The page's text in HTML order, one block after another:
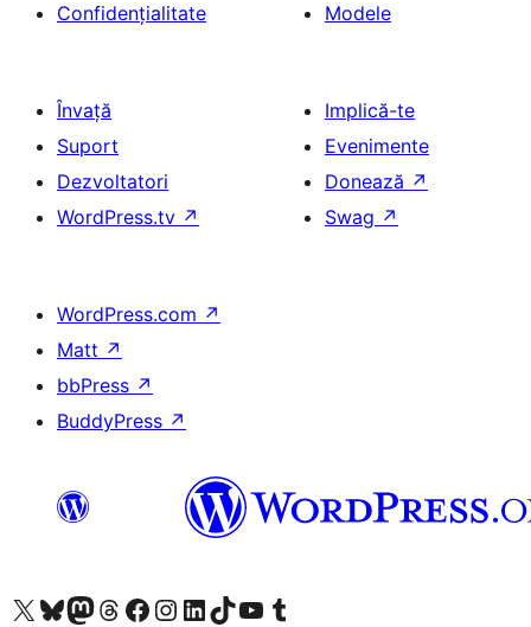
Confidențialitate
Modele
Învață
Suport
Dezvoltatori
WordPress.tv ↗
Implică-te
Evenimente
Donează ↗
Swag ↗
WordPress.com ↗
Matt ↗
bbPress ↗
BuddyPress ↗
Mergi la contul nostru X (fost Twitter)
Vizitează contul nostru Bluesky
Vizitează contul nostru Mastodon
Vizitează contul nostru Threads
Vizitează pagina noastră Facebook
Vizitează-ne pe Instagram
Vizitează-ne pe LinkedIn
Vizitează contul nostru TikTok
Vizitează canalul nostru YouTube
Vizitează contul nostru Tumblr